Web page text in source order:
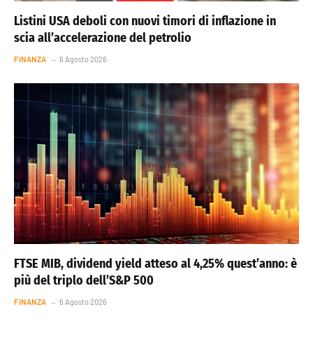
Listini USA deboli con nuovi timori di inflazione in
scia all’accelerazione del petrolio
FINANZA 6 Agosto 2026
FTSE MIB, dividend yield atteso al 4,25% quest’anno: è
più del triplo dell’S&P 500
FINANZA 6 Agosto 2026